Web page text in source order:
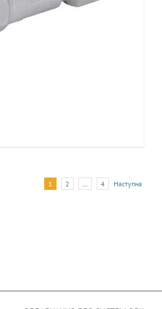
1 2 … 4 Наступна